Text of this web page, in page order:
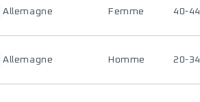
Allemagne Femme 40-44
Allemagne Homme 20-34